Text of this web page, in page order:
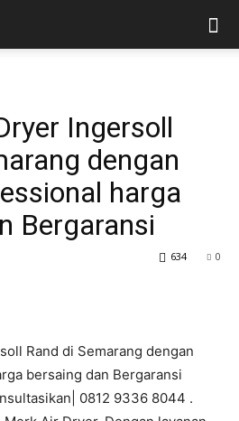
Ingersoll
dengan
harga
Bergaransi
0
634
Rand di Semarang dengan
bersaing dan Bergaransi
0812 9336 8044 .